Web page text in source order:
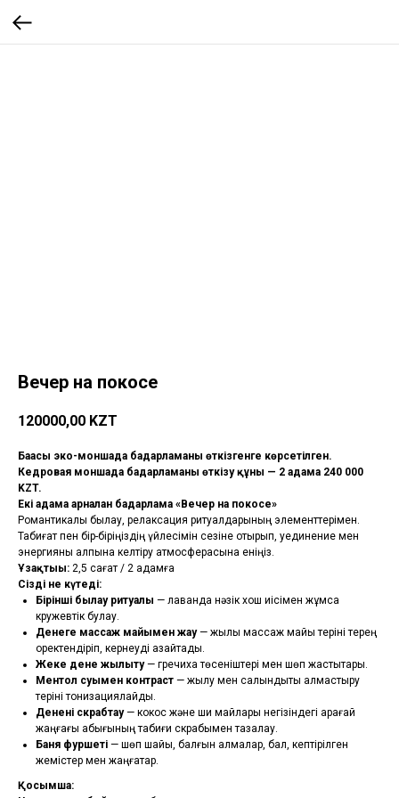
Вечер на покосе
120000,00 KZT
Бағасы эко-моншада бағдарламаны өткізгенге көрсетілген.
Кедровая моншада бағдарламаны өткізу құны — 2 адамға 240 000
KZT.
Екі адамға арналған бағдарлама «Вечер на покосе»
Романтикалық былау, релаксация ритуалдарының элементтерімен.
Табиғат пен бір-біріңіздің үйлесімін сезіне отырып, уединение мен
энергияны қалпына келтіру атмосферасына еніңіз.
Ұзақтығы: 2,5 сағат / 2 адамға
Сізді не күтеді:
Бірінші былау ритуалы — лаванда нәзік хош иісімен жұмсақ
кружевтік булау.
Денеге массаж майымен жағу— жылы массаж майы теріні терең
қоректендіріп, кернеуді азайтады.
Жеке дене жылыту— гречиха төсеніштері мен шөп жастықтары.
Ментол суымен контраст — жылу мен салқындықты алмастыру
теріні тонизациялайды.
Денені скрабтау— кокос және ши майлары негізіндегі қарағай
жаңғағы қабығының табиғи скрабымен тазалау.
Баня фуршеті — шөп шайы, балғын алмалар, бал, кептірілген
жемістер мен жаңғақтар.
Қосымша: